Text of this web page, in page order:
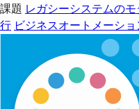
課題 レガシーシステムの
行 ビジネスオートメーショ